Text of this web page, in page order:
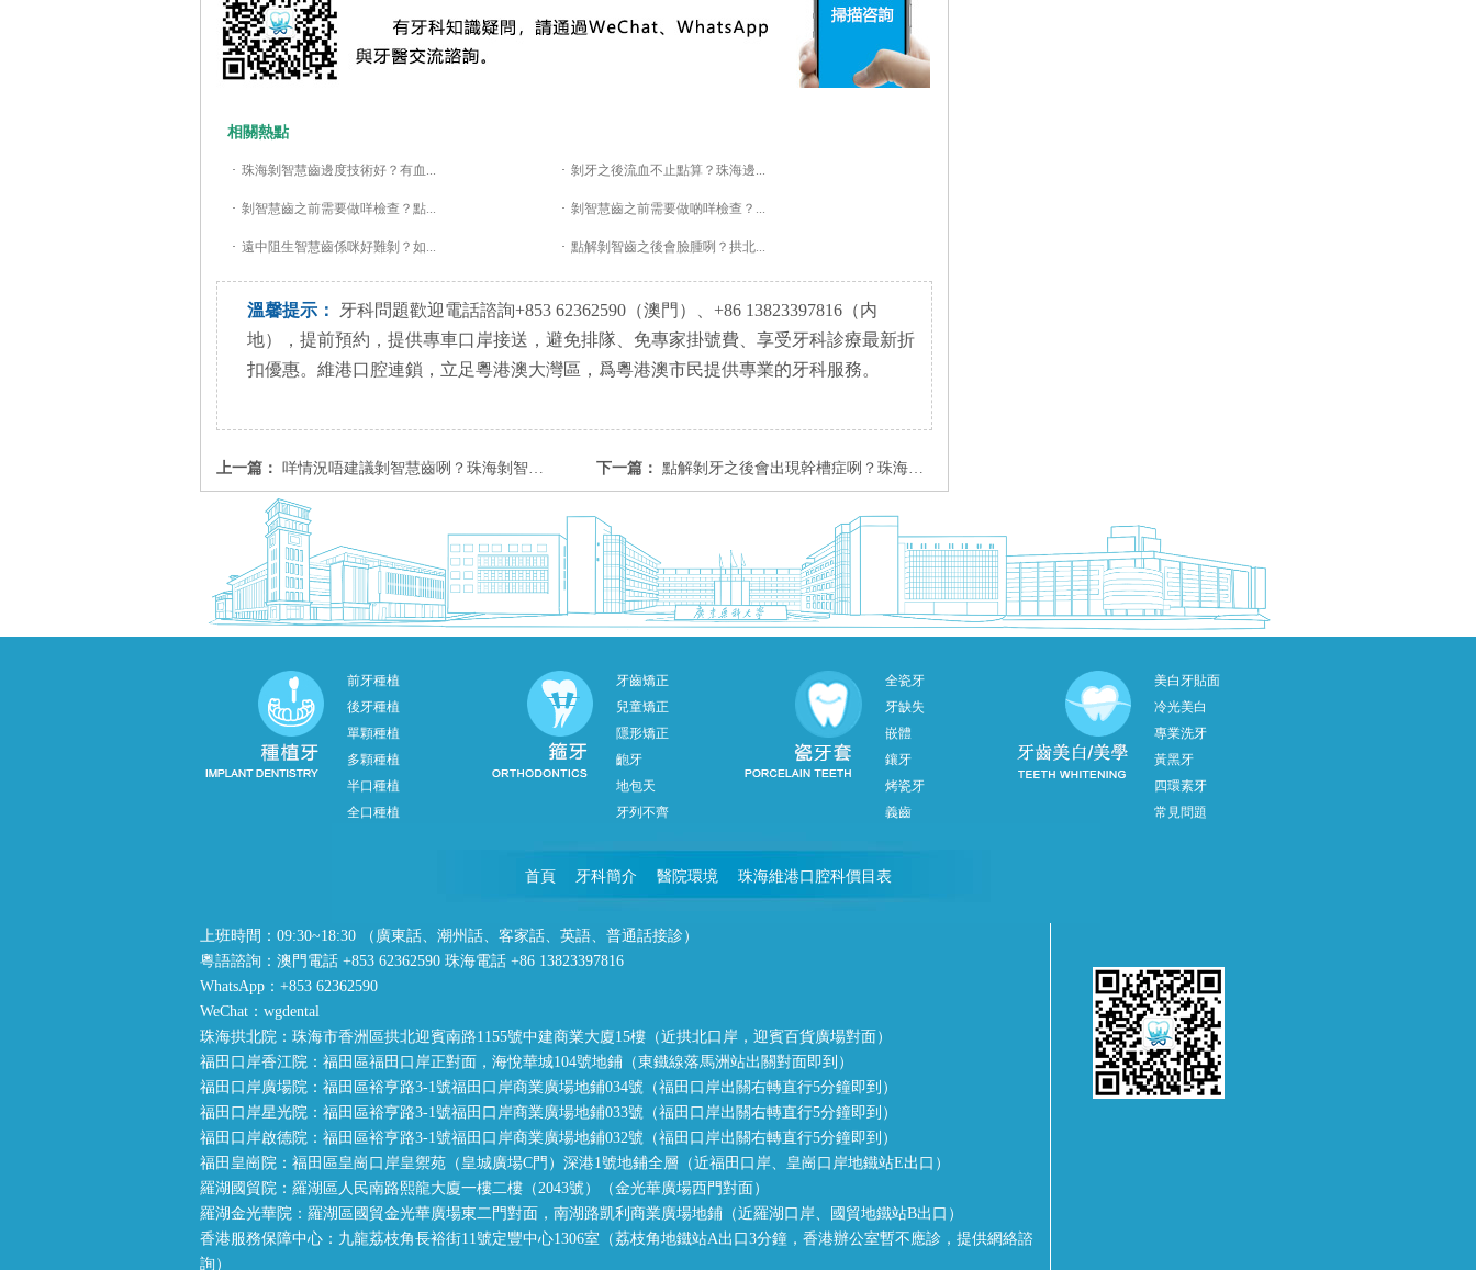
相關熱點
· 珠海剝智慧齒邊度技術好？有血... · 剝牙之後流血不止點算？珠海邊...
· 剝智慧齒之前需要做咩檢查？點... · 剝智慧齒之前需要做啲咩檢查？...
· 遠中阻生智慧齒係咪好難剝？如... · 點解剝智齒之後會臉腫咧？拱北...
溫馨提示：
牙科問題歡迎電話諮詢+853 62362590（澳門）、+86 13823397816（内
地），提前預約，提供專車口岸接送，避免排隊、免專家掛號費、享受牙科診療最新折
扣優惠。維港口腔連鎖，立足粵港澳大灣區，爲粵港澳市民提供專業的牙科服務。
上一篇： 咩情況唔建議剝智慧齒咧？珠海剝智慧齒要幾錢咧？ 下一篇： 點解剝牙之後會出現幹槽症咧？珠海剝智慧齒要幾錢咧？
前牙種植
後牙種植
單顆種植
多顆種植
半口種植
全口種植
牙齒矯正
兒童矯正
隱形矯正
齙牙
地包天
牙列不齊
全瓷牙
牙缺失
嵌體
鑲牙
烤瓷牙
義齒
美白牙貼面
冷光美白
專業洗牙
黃黑牙
四環素牙
常見問題
首頁 牙科簡介 醫院環境 珠海維港口腔科價目表
上班時間：09:30~18:30 （廣東話、潮州話、客家話、英語、普通話接診）
粵語諮詢：澳門電話 +853 62362590 珠海電話 +86 13823397816
WhatsApp：+853 62362590
WeChat：wgdental
珠海拱北院：珠海市香洲區拱北迎賓南路1155號中建商業大廈15樓（近拱北口岸，迎賓百貨廣場對面）
福田口岸香江院：福田區福田口岸正對面，海悅華城104號地鋪（東鐵線落馬洲站出關對面即到）
福田口岸廣場院：福田區裕亨路3-1號福田口岸商業廣場地鋪034號（福田口岸出關右轉直行5分鐘即到）
福田口岸星光院：福田區裕亨路3-1號福田口岸商業廣場地鋪033號（福田口岸出關右轉直行5分鐘即到）
福田口岸啟德院：福田區裕亨路3-1號福田口岸商業廣場地鋪032號（福田口岸出關右轉直行5分鐘即到）
福田皇崗院：福田區皇崗口岸皇禦苑（皇城廣場C門）深港1號地鋪全層（近福田口岸、皇崗口岸地鐵站E出口）
羅湖國貿院：羅湖區人民南路熙龍大廈一樓二樓（2043號）（金光華廣場西門對面）
羅湖金光華院：羅湖區國貿金光華廣場東二門對面，南湖路凱利商業廣場地鋪（近羅湖口岸、國貿地鐵站B出口）
香港服務保障中心：九龍荔枝角長裕街11號定豐中心1306室（荔枝角地鐵站A出口3分鐘，香港辦公室暫不應診，提供網絡諮
詢）